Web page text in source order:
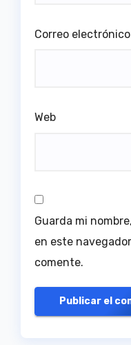
Correo electrónico
Web
Guarda mi
en este
comente.